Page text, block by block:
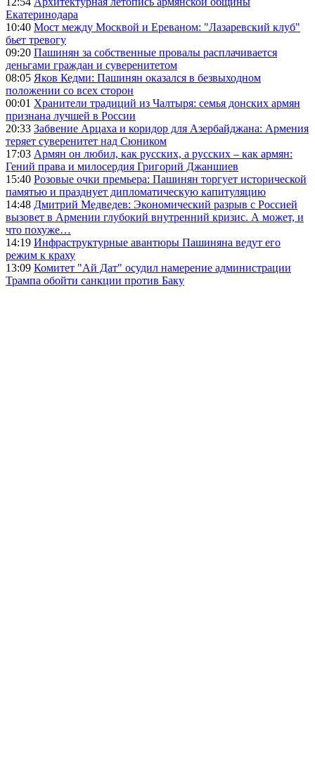
Екатеринодара
10:40 Мост между Москвой и Ереваном: "Лазаревский клуб"
бьет тревогу
09:20 Пашинян за собственные провалы расплачивается
деньгами граждан и суверенитетом
08:05 Яков Кедми: Пашинян оказался в безвыходном
положении со всех сторон
00:01 Хранители традиций из Чалтыря: семья донских армян
признана лучшей в России
20:33 Забвение Арцаха и коридор для Азербайджана: Армения
теряет суверенитет над Сюником
17:03 Армян он любил, как русских, а русских – как армян:
Гений права и милосердия Григорий Джаншиев
15:40 Розовые очки премьера: Пашинян торгует исторической
памятью и празднует дипломатическую капитуляцию
14:48 Дмитрий Медведев: Экономический разрыв с Россией
вызовет в Армении глубокий внутренний кризис. А может, и
что похуже…
14:19 Инфраструктурные авантюры Пашиняна ведут его
режим к краху
13:09 Комитет "Ай Дат" осудил намерение администрации
Трампа обойти санкции против Баку